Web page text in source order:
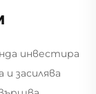
инвестира
и засилява